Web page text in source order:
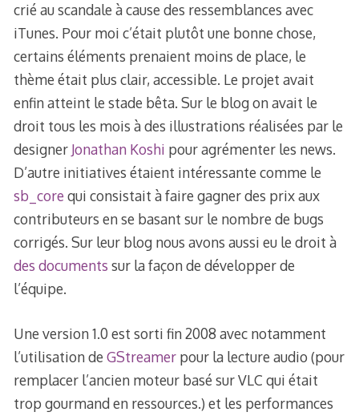
crié au scandale à cause des ressemblances avec
iTunes. Pour moi c’était plutôt une bonne chose,
certains éléments prenaient moins de place, le
thème était plus clair, accessible. Le projet avait
enfin atteint le stade bêta. Sur le blog on avait le
droit tous les mois à des illustrations réalisées par le
designer Jonathan Koshi pour agrémenter les news.
D’autre initiatives étaient intéressante comme le
sb_core qui consistait à faire gagner des prix aux
contributeurs en se basant sur le nombre de bugs
corrigés. Sur leur blog nous avons aussi eu le droit à
des documents sur la façon de développer de
l’équipe.
Une version 1.0 est sorti fin 2008 avec notamment
l’utilisation de GStreamerpour la lecture audio (pour
remplacer l’ancien moteur basé sur VLC qui était
trop gourmand en ressources.) et les performances